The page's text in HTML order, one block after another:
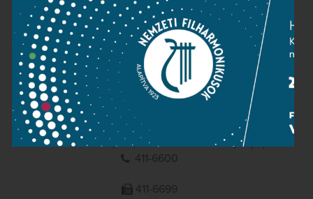
NEMZETI
FILHARMONIKUSOK
1095 Budapest, Komor Marcell u. 1. (Müpa)
411-6600
411-6699